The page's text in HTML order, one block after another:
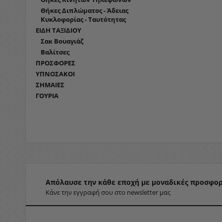
Θήκες Διπλώματος - Άδειας
Κυκλοφορίας - Ταυτότητας
ΕΙΔΗ ΤΑΞΙΔΙΟΥ
Σακ Βουαγιάζ
Βαλίτσες
ΠΡΟΣΦΟΡΕΣ
ΥΠΝΟΣΑΚΟΙ
ΣΗΜΑΙΕΣ
ΓΟΥΡΙΑ
Απόλαυσε την κάθε εποχή με μοναδικές
Κάνε την εγγραφή σου στο newsletter μας